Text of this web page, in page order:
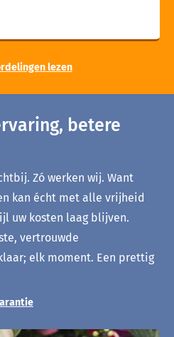
lezen
betere
Zó werken wij. Want
kan écht met alle vrijheid
uw kosten laag blijven.
vertrouwde
elk moment. Een prettig